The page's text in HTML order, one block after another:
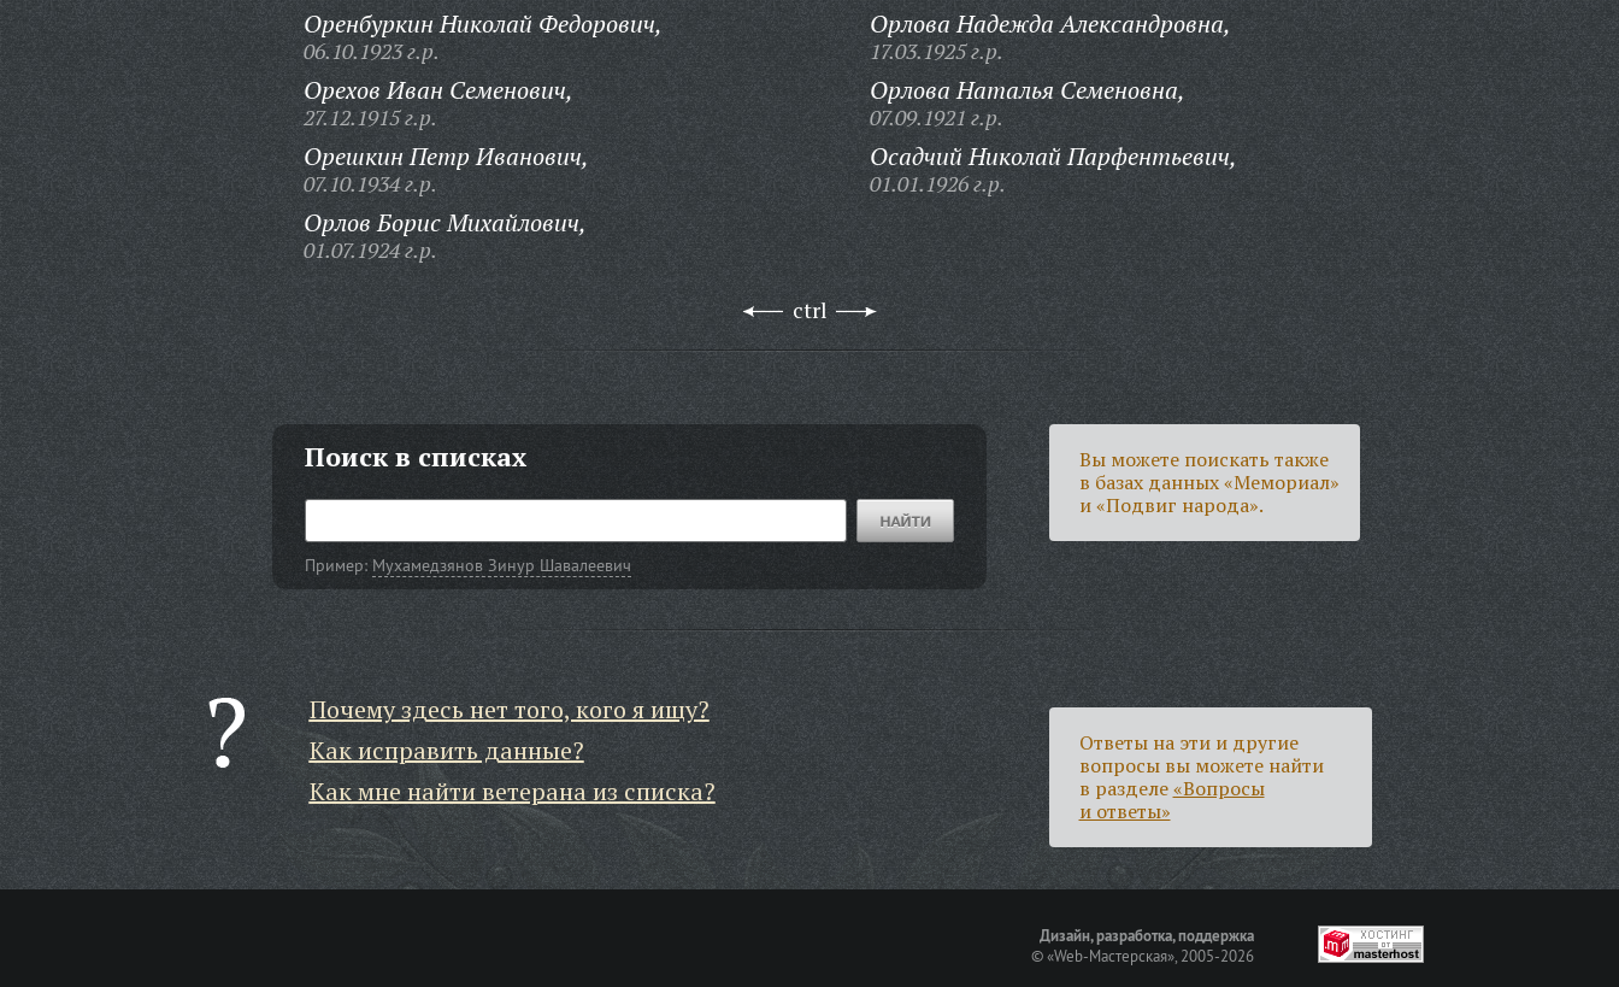
Оренбуркин Николай Федорович,
06.10.1923 г.р.
Орехов Иван Семенович,
27.12.1915 г.р.
Орешкин Петр Иванович,
07.10.1934 г.р.
Орлов Борис Михайлович,
01.07.1924 г.р.
Орлова Надежда Александровна,
17.03.1925 г.р.
Орлова Наталья Семеновна,
07.09.1921 г.р.
Осадчий Николай Парфентьевич,
01.01.1926 г.р.
ctrl
Поиск в списках
Пример: Мухамедзянов Зинур Шавалеевич
Вы можете поискать также
в базах данных «Мемориал»
и «Подвиг народа».
Почему здесь нет того, кого я ищу?
Как исправить данные?
Как мне найти ветерана из списка?
Ответы на эти и другие
вопросы вы можете найти
в разделе«Вопросы
и ответы»
Дизайн, разработка, поддержка
©«Web-Мастерская» , 2005-2026